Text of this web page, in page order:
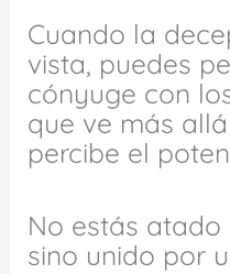
Cuando la
vista, puedes
cónyuge con
que ve más
percibe el
No estás
sino unido por